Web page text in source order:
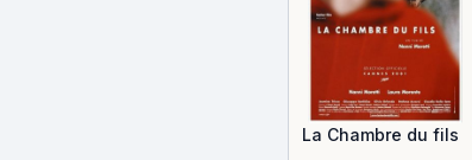
La Chambre du fils